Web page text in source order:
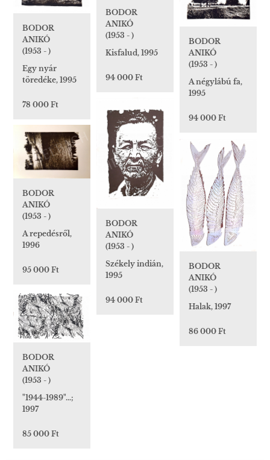
BODOR
ANIKÓ
(1953 - )
Kisfalud, 1995
94 000 Ft
BODOR
ANIKÓ
(1953 - )
Egy nyár
töredéke, 1995
78 000 Ft
BODOR
ANIKÓ
(1953 - )
A négylábú fa,
1995
94 000 Ft
BODOR
ANIKÓ
(1953 - )
Székely indián,
1995
94 000 Ft
BODOR
ANIKÓ
(1953 - )
A repedésről,
1996
95 000 Ft
BODOR
ANIKÓ
(1953 - )
Halak, 1997
86 000 Ft
BODOR
ANIKÓ
(1953 - )
"1944-1989"…;
1997
85 000 Ft